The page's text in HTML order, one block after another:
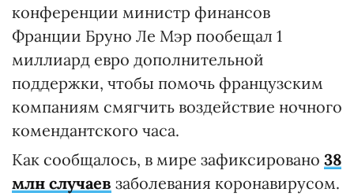
конференции министр финансов
Франции Бруно Ле Мэр пообещал 1
миллиард евро дополнительной
поддержки, чтобы помочь французским
компаниям смягчить воздействие ночного
комендантского часа.
Как сообщалось, в мире зафиксировано 38
млн случаев заболевания коронавирусом.